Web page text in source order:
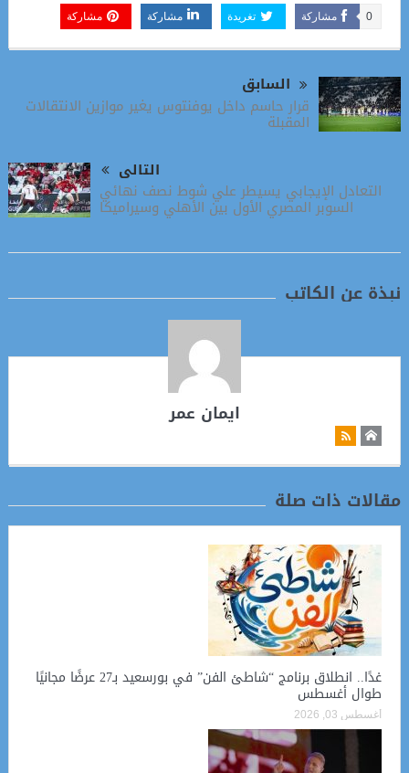
مشاركة 0 تغريدة مشاركة مشاركة
السابق
قرار حاسم داخل يوفنتوس يغير موازين الانتقالات
المقبلة
التالى
التعادل الإيجابي يسيطر علي شوط نصف نهائي
السوبر المصري الأول بين الأهلي وسيراميكا
نبذة عن الكاتب
ايمان عمر
مقالات ذات صلة
غدًا.. انطلاق برنامج “شاطئ الفن” في بورسعيد بـ27 عرضًا مجانيًا
طوال أغسطس
أغسطس 03, 2026